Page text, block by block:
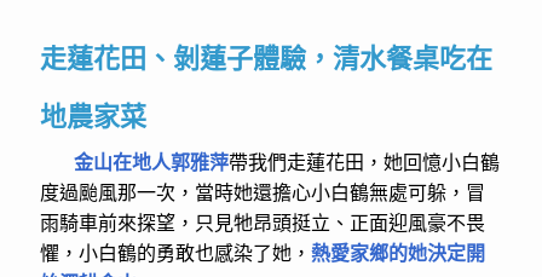
走蓮花田、剝蓮子體驗，清水餐桌吃在
地農家菜
金山在地人郭雅萍帶我們走蓮花田，她回憶小白鶴
度過颱風那一次，當時她還擔心小白鶴無處可躲，冒
雨騎車前來探望，只見牠昂頭挺立、正面迎風豪不畏
懼，小白鶴的勇敢也感染了她， 熱愛家鄉的她決定開